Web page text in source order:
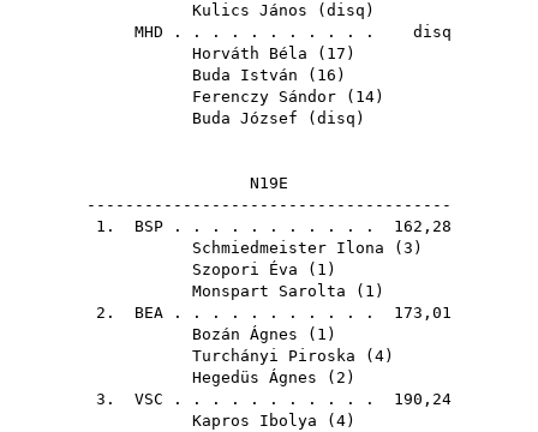
Kulics János ( disq )
MHD . . . . . . . . . . . disq
Horváth Béla ( 17 )
Buda István ( 16 )
Ferenczy Sándor ( 14)
Buda József ( disq )
N19E
--------------------------------------
1. BSP . . . . . . . . . . . 162,28
Schmiedmeister Ilona ( 3 )
Szopori Éva ( 1 )
Monspart Sarolta ( 1 )
2. BEA . . . . . . . . . . . 173,01
Bozán Ágnes ( 1 )
Turchányi Piroska ( 4)
Hegedüs Ágnes ( 2 )
3. VSC . . . . . . . . . . . 190,24
Kapros Ibolya ( 4)